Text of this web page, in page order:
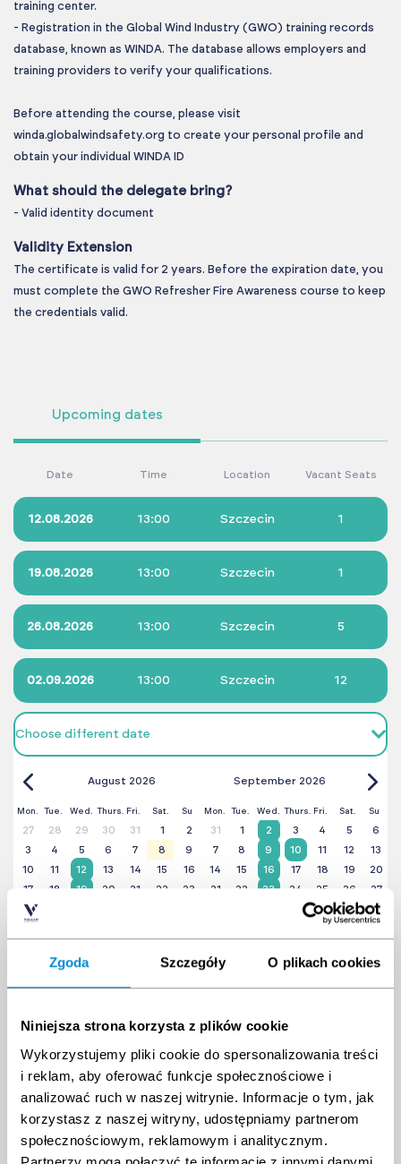
Zgoda Szczegóły O plikach cookies
Niniejsza strona korzysta z plików cookie
Wykorzystujemy pliki cookie do spersonalizowania treści
i reklam, aby oferować funkcje społecznościowe i
analizować ruch w naszej witrynie. Informacje o tym, jak
korzystasz z naszej witryny, udostępniamy partnerom
społecznościowym, reklamowym i analitycznym.
training center.
- Registration in the Global Wind Industry (GWO) training records
database, known as WINDA. The database allows employers and
training providers to verify your qualifications.
Before attending the course, please visit
winda.globalwindsafety.org to create your personal profile and
obtain your individual WINDA ID
What should the delegate bring?
- Valid identity document
Validity Extension
The certificate is valid for 2 years. Before the expiration date, you
must complete the GWO Refresher Fire Awareness course to keep
the credentials valid.
Upcoming dates
Date Time Location Vacant Seats
12.08.2026 13:00 Szczecin 1
19.08.2026 13:00 Szczecin 1
26.08.2026 13:00 Szczecin 5
02.09.2026 13:00 Szczecin 12
Choose different date
August 2026
Mon. Tue. Wed. Thurs. Fri. Sat. Su
27 28 29 30 31 1
2
3
4 5 6 7 8
9
10
11 12 13 14 15
16
17
18 19 20 21 22
23
24
September 2026
Mon. Tue. Wed. Thurs. Fri. Sat. Su
31 1 2 3 4 5
6
7
8 9 10 11 12
13
14
15 16 17 18 19
20
21
22 23 24 25 26
27
2 3
4